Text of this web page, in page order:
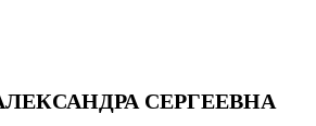
СЕРГЕЕВНА